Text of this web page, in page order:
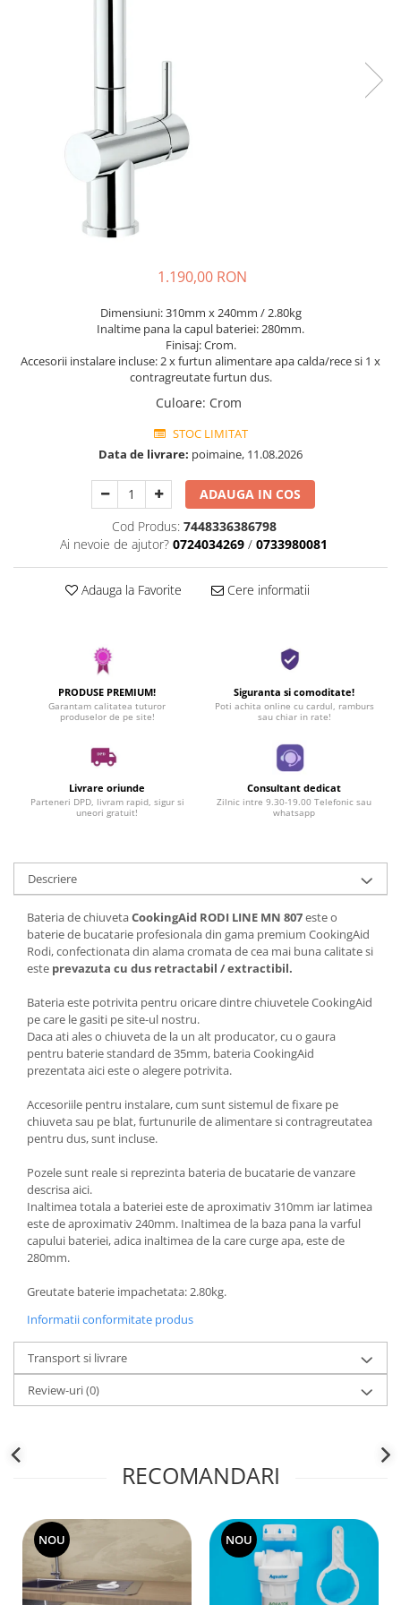
Gratar protectie chiuveta
Scurgator farfurii
Tocatoare lemn si sticla
Sisteme de scurgere si cleme
Tavita scurgere vase/legume/fructe
Dispenser detergent
Rasnite de cafea
Spumarea laptelui
Espressoare cafea
Aparate de gatit-aragazuri
Masina de spalat vase
Seturi Electrocasnice
Construieste singur
1.190,00 RON
Dimensiuni: 310mm x 240mm / 2.80kg
Inaltime pana la capul bateriei: 280mm.
Finisaj: Crom.
Accesorii instalare incluse: 2 x furtun alimentare apa calda/rece si 1 x
contragreutate furtun dus.
Culoare: Crom
STOC LIMITAT
Data de livrare: poimaine, 11.08.2026
ADAUGA IN COS
Cod Produs: 7448336386798
Ai nevoie de ajutor? 0724034269 / 0733980081
Adauga la Favorite Cere informatii
PRODUSE PREMIUM!
Garantam calitatea tuturor
produselor de pe site!
Siguranta si comoditate!
Poti achita online cu cardul, ramburs
sau chiar in rate!
Livrare oriunde
Parteneri DPD, livram rapid, sigur si
uneori gratuit!
Consultant dedicat
Zilnic intre 9.30-19.00 Telefonic sau
whatsapp
Descriere
Bateria de chiuvetaCookingAid RODI LINE MN 807este o
baterie de bucatarie profesionala din gama premium CookingAid
Rodi, confectionata din alama cromata de cea mai buna calitate si
este prevazuta cu dus retractabil / extractibil.
Bateria este potrivita pentru oricare dintre chiuvetele CookingAid
pe care le gasiti pe site-ul nostru.
Daca ati ales o chiuveta de la un alt producator, cu o gaura
pentru baterie standard de 35mm, bateria CookingAid
prezentata aici este o alegere potrivita.
Accesoriile pentru instalare, cum sunt sistemul de fixare pe
chiuveta sau pe blat, furtunurile de alimentare si contragreutatea
pentru dus, sunt incluse.
Pozele sunt reale si reprezinta bateria de bucatarie de vanzare
descrisa aici.
Inaltimea totala a bateriei este de aproximativ 310mm iar latimea
este de aproximativ 240mm. Inaltimea de la baza pana la varful
capului bateriei, adica inaltimea de la care curge apa, este de
280mm.
Greutate baterie impachetata: 2.80kg.
Informatii conformitate produs
Transport si livrare
Review-uri(0)
RECOMANDARI
NOU NOU